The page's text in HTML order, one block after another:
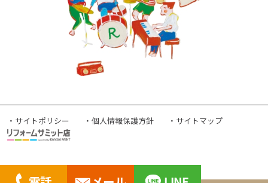
・サイトポリシー ・個人情報保護方針 ・サイトマップ